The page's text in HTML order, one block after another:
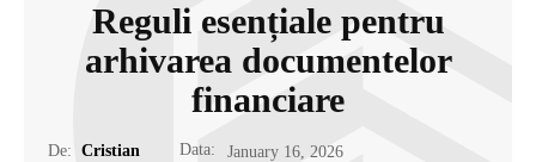
Reguli esențiale pentru
arhivarea documentelor
financiare
De: Cristian Data: January 16, 2026